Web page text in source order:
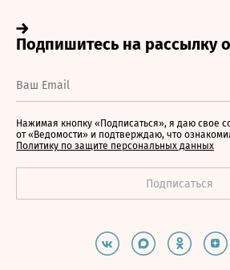
Нажимая кнопку «Подписаться», я даю свое
от «Ведомости» и подтверждаю, что
Политику по защите персональных данных